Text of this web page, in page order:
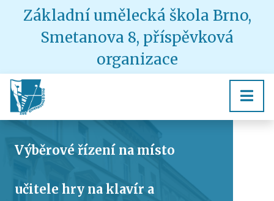
Základní umělecká škola Brno,
Smetanova 8, příspěvková
organizace
Výběrové řízení na místo
učitele hry na klavír a